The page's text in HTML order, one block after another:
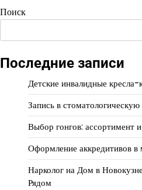
Поиск
Последние записи
Детские инвалидные
Запись в
Выбор гонгов: ассортимент
Оформление аккредитивов в
Нарколог на Дом в
Рядом